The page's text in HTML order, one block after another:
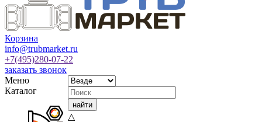
Корзина
info@trubmarket.ru
+7(495)280-07-22
заказать звонок
Меню
Каталог
△